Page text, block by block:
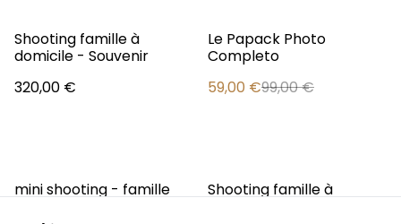
Shooting famille à
domicile - Souvenir
320,00 €
%
Le Papack Photo
Completo
59,00 €99,00 €
%
mini shooting - famille
Shooting famille à